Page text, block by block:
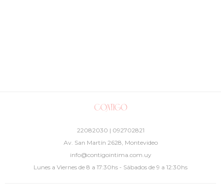
22082030 | 092702821
Av. San Martín 2628, Montevideo
info@contigointima.com.uy
Lunes a Viernes de 8 a 17:30hs - Sábados de 9 a 12:30hs